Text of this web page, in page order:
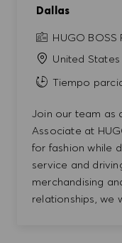
Dallas
HUGO BOSS
United States
Tiempo
Join our team as
Associate at
for fashion while
service and
merchandising
relationships, we